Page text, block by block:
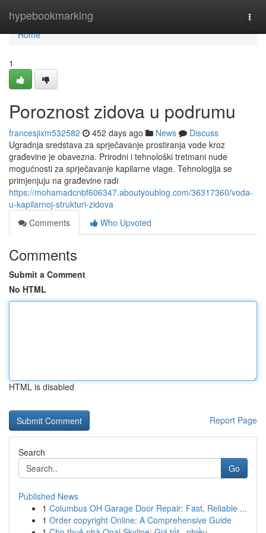
hypebookmarking
Home
Home
1
Poroznost zidova u podrumu
francesjixm532582 452 days ago News
Discuss
Ugradnja sredstava za sprječavanje prostiranja vode kroz
građevine je obavezna. Prirodni i tehnološki tretmani nude
mogućnosti za sprječavanje kapilarne vlage. Tehnologija se
primjenjuju na građevine radi
https://mohamadcnbf606347.aboutyoublog.com/36317360/voda-
u-kapilarnoj-strukturi-zidova
Comments
Who Upvoted
Comments
Submit a Comment
No HTML
HTML is disabled
Report Page
Search
Go
Published News
1 Columbus OH Garage Door Repair: Fast, Reliable ...
1 Order copyright Online: A Comprehensive Guide